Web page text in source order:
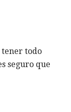
tener todo
seguro que